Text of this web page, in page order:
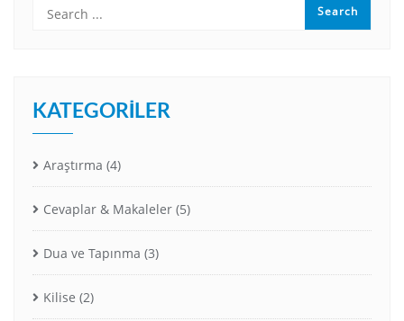
KATEGORILER
Araştırma (4)
Cevaplar & Makaleler (5)
Dua ve Tapınma (3)
Kilise (2)